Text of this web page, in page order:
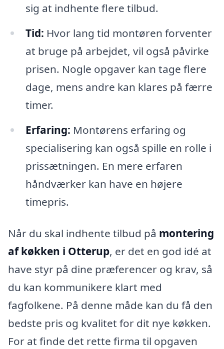
sig at indhente flere tilbud.
Tid: Hvor lang tid montøren forventer
at bruge på arbejdet, vil også påvirke
prisen. Nogle opgaver kan tage flere
dage, mens andre kan klares på færre
timer.
Erfaring: Montørens erfaring og
specialisering kan også spille en rolle i
prissætningen. En mere erfaren
håndværker kan have en højere
timepris.
Når du skal indhente tilbud på montering
af køkken i Otterup, er det en god idé at
have styr på dine præferencer og krav, så
du kan kommunikere klart med
fagfolkene. På denne måde kan du få den
bedste pris og kvalitet for dit nye køkken.
For at finde det rette firma til opgaven